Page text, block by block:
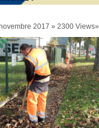
2017 » 2300 Views»